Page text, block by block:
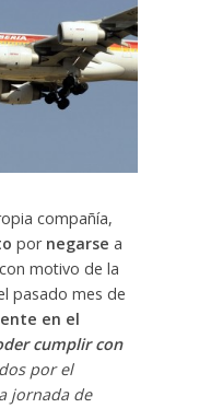
compañía,
por negarse a
motivo de la
pasado mes de
en el
cumplir con
por el
jornada de